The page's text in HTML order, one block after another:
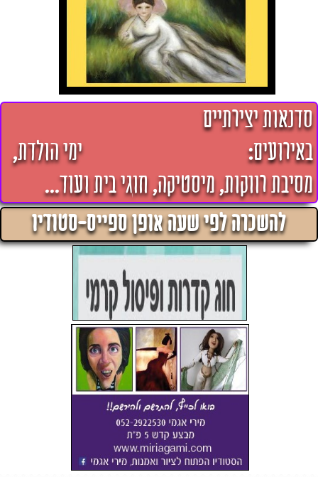
להשכרה לפי שעה אופן ספייס-סטודיו
סדנאות יצירתיים
באירועים: ימי הולדת,
מסיבת רווקות, מיסטיקה, חוגי בית ועוד...